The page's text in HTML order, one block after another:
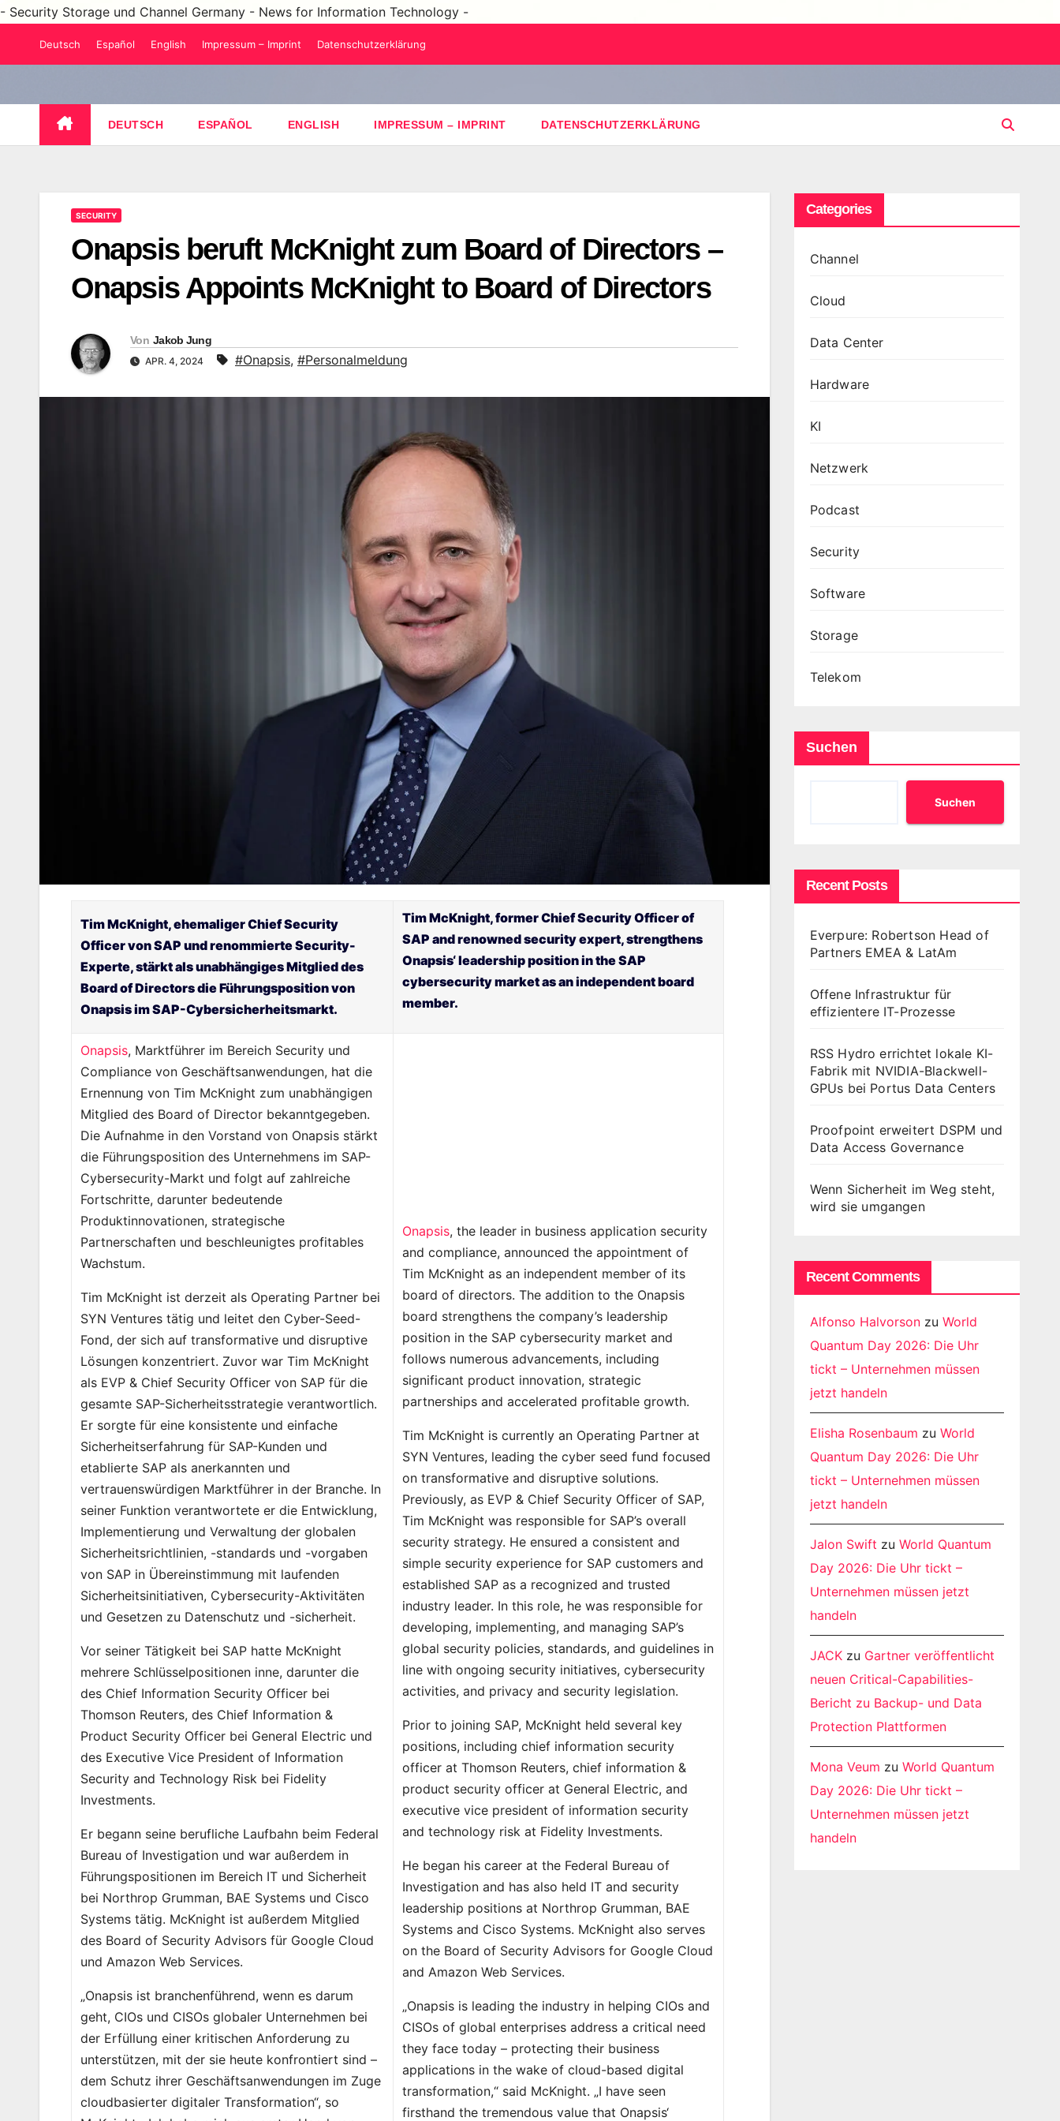
- Security Storage und Channel Germany - News for Information Technology -
Deutsch Español English Impressum – Imprint Datenschutzerklärung
DEUTSCH ESPAÑOL ENGLISH IMPRESSUM – IMPRINT DATENSCHUTZERKLÄRUNG
SECURITY
Onapsis beruft McKnight zum Board of Directors –
Onapsis Appoints McKnight to Board of Directors
Von Jakob Jung
APR. 4, 2024 #Onapsis, #Personalmeldung
Tim McKnight,ehemaliger Chief Security
Officer von SAP und renommierte Security-
Experte, stärkt als unabhängiges Mitglied des
Board of Directors die Führungsposition von
Onapsis im SAP-Cybersicherheitsmarkt.
Tim McKnight, former Chief Security Officer of
SAP and renowned security expert, strengthens
Onapsis‘ leadership position in the SAP
cybersecurity market as an independent board
member.
Onapsis, Marktführer im Bereich Security und
Compliance von Geschäftsanwendungen, hat die
Ernennung von Tim McKnight zum unabhängigen
Mitglied des Board of Director bekanntgegeben.
Die Aufnahme in den Vorstand von Onapsis stärkt
die Führungsposition des Unternehmens im SAP-
Cybersecurity-Markt und folgt auf zahlreiche
Fortschritte, darunter bedeutende
Produktinnovationen, strategische
Partnerschaften und beschleunigtes profitables
Wachstum.
Tim McKnight ist derzeit als Operating Partner bei
SYN Ventures tätig und leitet den Cyber-Seed-
Fond, der sich auf transformative und disruptive
Lösungen konzentriert. Zuvor war Tim McKnight
als EVP & Chief Security Officer von SAP für die
gesamte SAP-Sicherheitsstrategie verantwortlich.
Er sorgte für eine konsistente und einfache
Sicherheitserfahrung für SAP-Kunden und
etablierte SAP als anerkannten und
vertrauenswürdigen Marktführer in der Branche. In
seiner Funktion verantwortete er die Entwicklung,
Implementierung und Verwaltung der globalen
Sicherheitsrichtlinien, -standards und -vorgaben
von SAP in Übereinstimmung mit laufenden
Sicherheitsinitiativen, Cybersecurity-Aktivitäten
und Gesetzen zu Datenschutz und -sicherheit.
Vor seiner Tätigkeit bei SAP hatte McKnight
mehrere Schlüsselpositionen inne, darunter die
des Chief Information Security Officer bei
Thomson Reuters, des Chief Information &
Product Security Officer bei General Electric und
des Executive Vice President of Information
Security and Technology Risk bei Fidelity
Investments.
Er begann seine berufliche Laufbahn beim Federal
Bureau of Investigation und war außerdem in
Führungspositionen im Bereich IT und Sicherheit
bei Northrop Grumman, BAE Systems und Cisco
Systems tätig. McKnight ist außerdem Mitglied
des Board of Security Advisors für Google Cloud
und Amazon Web Services.
„Onapsis ist branchenführend, wenn es darum
geht, CIOs und CISOs globaler Unternehmen bei
der Erfüllung einer kritischen Anforderung zu
unterstützen, mit der sie heute konfrontiert sind –
dem Schutz ihrer Geschäftsanwendungen im Zuge
cloudbasierter digitaler Transformation“, so
Onapsis, the leader in business application security
and compliance, announced the appointment of
Tim McKnight as an independent member of its
board of directors. The addition to the Onapsis
board strengthens the company’s leadership
position in the SAP cybersecurity market and
follows numerous advancements, including
significant product innovation, strategic
partnerships and accelerated profitable growth.
Tim McKnight is currently an Operating Partner at
SYN Ventures, leading the cyber seed fund focused
on transformative and disruptive solutions.
Previously, as EVP & Chief Security Officer of SAP,
Tim McKnight was responsible for SAP’s overall
security strategy. He ensured a consistent and
simple security experience for SAP customers and
established SAP as a recognized and trusted
industry leader. In this role, he was responsible for
developing, implementing, and managing SAP’s
global security policies, standards, and guidelines in
line with ongoing security initiatives, cybersecurity
activities, and privacy and security legislation.
Prior to joining SAP, McKnight held several key
positions, including chief information security
officer at Thomson Reuters, chief information &
product security officer at General Electric, and
executive vice president of information security
and technology risk at Fidelity Investments.
He began his career at the Federal Bureau of
Investigation and has also held IT and security
leadership positions at Northrop Grumman, BAE
Systems and Cisco Systems. McKnight also serves
on the Board of Security Advisors for Google Cloud
and Amazon Web Services.
„Onapsis is leading the industry in helping CIOs and
CISOs of global enterprises address a critical need
they face today – protecting their business
applications in the wake of cloud-based digital
transformation,“ said McKnight. „I have seen
firsthand the tremendous value that Onapsis‘
Categories
Channel
Cloud
Data Center
Hardware
KI
Netzwerk
Podcast
Security
Software
Storage
Telekom
Suchen
Suchen
Recent Posts
Everpure: Robertson Head of
Partners EMEA & LatAm
Offene Infrastruktur für
effizientere IT-Prozesse
RSS Hydro errichtet lokale KI-
Fabrik mit NVIDIA-Blackwell-
GPUs bei Portus Data Centers
Proofpoint erweitert DSPM und
Data Access Governance
Wenn Sicherheit im Weg steht,
wird sie umgangen
Recent Comments
Alfonso Halvorsonzu World
Quantum Day 2026: Die Uhr
tickt – Unternehmen müssen
jetzt handeln
Elisha Rosenbaum zu World
Quantum Day 2026: Die Uhr
tickt – Unternehmen müssen
jetzt handeln
Jalon Swift zu World Quantum
Day 2026: Die Uhr tickt –
Unternehmen müssen jetzt
handeln
JACKzu Gartner veröffentlicht
neuen Critical-Capabilities-
Bericht zu Backup- und Data
Protection Plattformen
Mona Veum zu World Quantum
Day 2026: Die Uhr tickt –
Unternehmen müssen jetzt
handeln